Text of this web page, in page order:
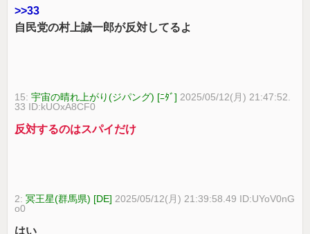
>>33
自民党の村上誠一郎が反対してるよ
15:宇宙の晴れ上がり(ジパング) [ﾆﾀﾞ] 2025/05/12(月) 21:47:52.
33 ID:kUOxA8CF0
反対するのはスパイだけ
2:冥王星(群馬県) [DE] 2025/05/12(月) 21:39:58.49 ID:UYoV0nG
o0
はい